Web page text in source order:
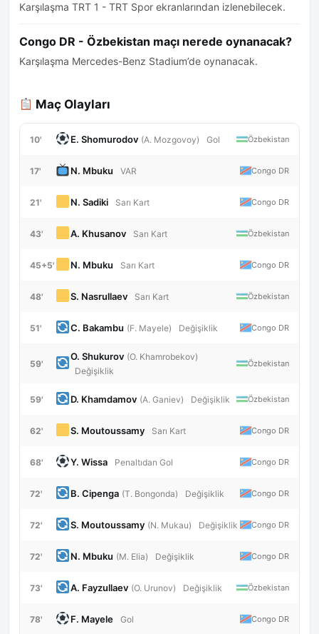
Karşılaşma TRT 1 - TRT Spor ekranlarından izlenebilecek.
Congo DR - Özbekistan maçı nerede oynanacak?
Karşılaşma Mercedes-Benz Stadium’de oynanacak.
Maç Olayları
10' E. Shomurodov (A. Mozgovoy) Gol Özbekistan
17' N. Mbuku VAR Congo DR
21' N. Sadiki Sarı Kart Congo DR
43' A. Khusanov Sarı Kart Özbekistan
45+5' N. Mbuku Sarı Kart Congo DR
48' S. Nasrullaev Sarı Kart Özbekistan
51' C. Bakambu (F. Mayele) Değişiklik Congo DR
59'
O. Shukurov (O. Khamrobekov)
Değişiklik
Özbekistan
59' D. Khamdamov (A. Ganiev) Değişiklik Özbekistan
62' S. Moutoussamy Sarı Kart Congo DR
68' Y. Wissa Penaltıdan Gol Congo DR
72' B. Cipenga (T. Bongonda) Değişiklik Congo DR
72' S. Moutoussamy (N. Mukau) Değişiklik Congo DR
72' N. Mbuku (M. Elia) Değişiklik Congo DR
73' A. Fayzullaev (O. Urunov) Değişiklik Özbekistan
78' F. Mayele Gol Congo DR